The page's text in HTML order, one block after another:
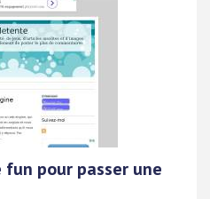
pour passer une